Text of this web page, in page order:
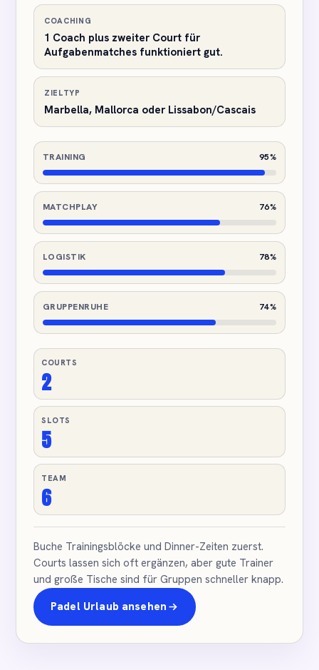
COACHING
1 Coach plus zweiter Court für
Aufgabenmatches funktioniert gut.
ZIELTYP
Marbella, Mallorca oder Lissabon/Cascais
TRAINING 95%
MATCHPLAY 76%
LOGISTIK 78%
GRUPPENRUHE 74%
COURTS
2
SLOTS
5
TEAM
6
Buche Trainingsblöcke und Dinner-Zeiten zuerst.
Courts lassen sich oft ergänzen, aber gute Trainer
und große Tische sind für Gruppen schneller knapp.
Padel Urlaub ansehen